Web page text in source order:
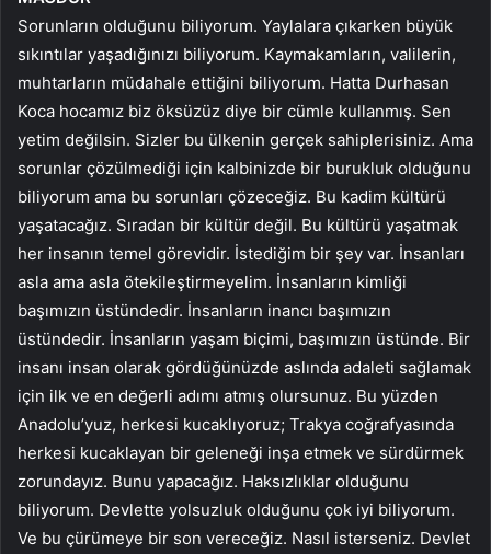
Sorunların olduğunu biliyorum. Yaylalara çıkarken büyük
sıkıntılar yaşadığınızı biliyorum. Kaymakamların, valilerin,
muhtarların müdahale ettiğini biliyorum. Hatta Durhasan
Koca hocamız biz öksüzüz diye bir cümle kullanmış. Sen
yetim değilsin. Sizler bu ülkenin gerçek sahiplerisiniz. Ama
sorunlar çözülmediği için kalbinizde bir burukluk olduğunu
biliyorum ama bu sorunları çözeceğiz. Bu kadim kültürü
yaşatacağız. Sıradan bir kültür değil. Bu kültürü yaşatmak
her insanın temel görevidir. İstediğim bir şey var. İnsanları
asla ama asla ötekileştirmeyelim. İnsanların kimliği
başımızın üstündedir. İnsanların inancı başımızın
üstündedir. İnsanların yaşam biçimi, başımızın üstünde. Bir
insanı insan olarak gördüğünüzde aslında adaleti sağlamak
için ilk ve en değerli adımı atmış olursunuz. Bu yüzden
Anadolu’yuz, herkesi kucaklıyoruz; Trakya coğrafyasında
herkesi kucaklayan bir geleneği inşa etmek ve sürdürmek
zorundayız. Bunu yapacağız. Haksızlıklar olduğunu
biliyorum. Devlette yolsuzluk olduğunu çok iyi biliyorum.
Ve bu çürümeye bir son vereceğiz. Nasıl isterseniz. Devlet